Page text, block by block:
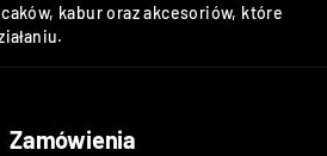
kabur oraz akcesoriów, które
Zamówienia